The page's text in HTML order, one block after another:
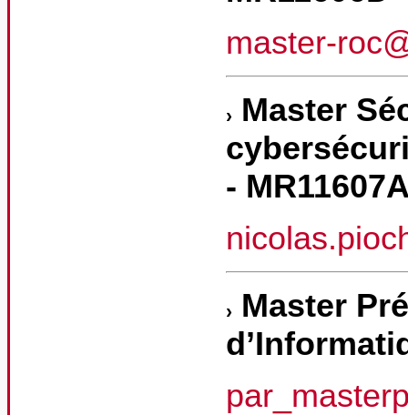
master-
Master
-
Master